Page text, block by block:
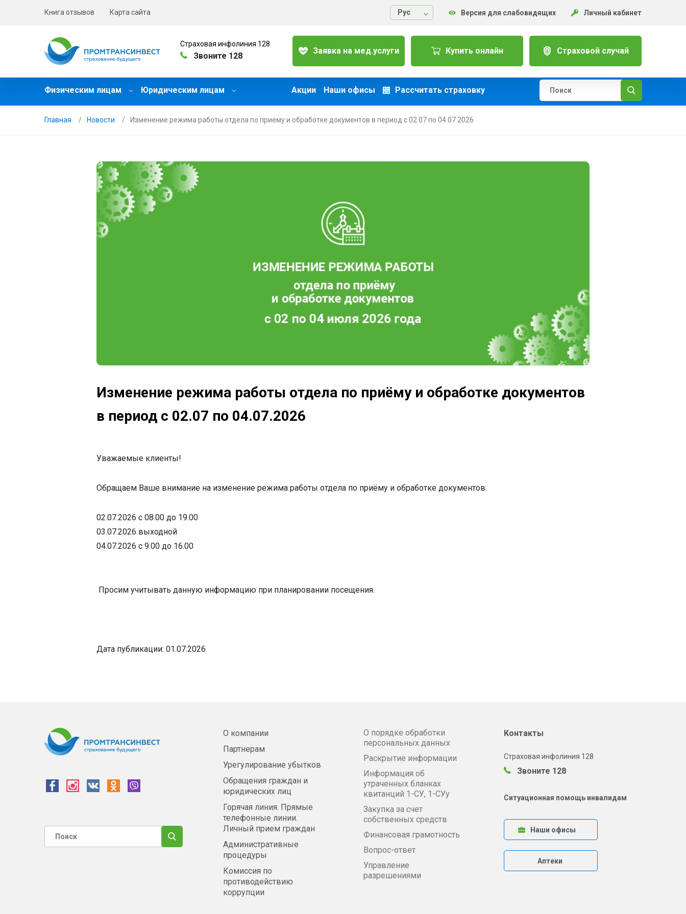
Книга отзывов Карта сайта Руc Версия для слабовидящих Личный кабинет
Страховая инфолиния 128
Звоните 128
Заявка на мед.услуги Купить онлайн Страховой случай
Физическим лицам Юридическим лицам Акции Наши офисы Рассчитать страховку
Главная Новости Изменение режима работы отдела по приёму и обработке документов в период с 02.07 по 04.07.2026
Изменение режима работы отдела по приёму и обработке документов
в период с 02.07 по 04.07.2026
Уважаемые клиенты!
Обращаем Ваше внимание на изменение режима работы отдела по приёму и обработке документов:
02.07.2026 с 08.00 до 19.00
03.07.2026 выходной
04.07.2026 с 9.00 до 16.00
Просим учитывать данную информацию при планировании посещения.
Дата публикации: 01.07.2026
О компании
Партнерам
Урегулирование убытков
Обращения граждан и
юридических лиц
Горячая линия. Прямые
телефонные линии.
Личный прием граждан
Административные
процедуры
Комиссия по
противодействию
коррупции
О порядке обработки
персональных данных
Раскрытие информации
Информация об
утраченных бланках
квитанций 1-СУ, 1-СУу
Закупка за счет
собственных средств
Финансовая грамотность
Вопрос-ответ
Управление
разрешениями
Контакты
Страховая инфолиния 128
Звоните 128
Ситуационная помощь инвалидам
Наши офисы
Аптеки